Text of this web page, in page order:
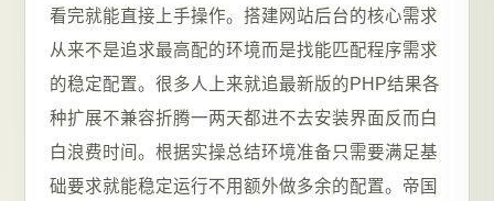
看完就能直接上手操作。搭建网站后台的核心需求
从来不是追求最高配的环境而是找能匹配程序需求
的稳定配置。很多人上来就追最新版的PHP结果各
种扩展不兼容折腾一两天都进不去安装界面反而白
白浪费时间。根据实操总结环境准备只需要满足基
础要求就能稳定运行不用额外做多余的配置。帝国